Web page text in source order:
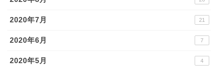
2020年7月 21
2020年6月 7
2020年5月 4